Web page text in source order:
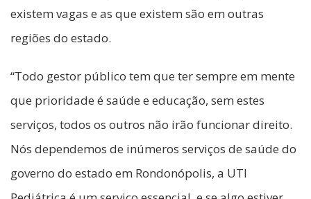
existem vagas e as que existem são em outras
regiões do estado.
“Todo gestor público tem que ter sempre em mente
que prioridade é saúde e educação, sem estes
serviços, todos os outros não irão funcionar direito.
Nós dependemos de inúmeros serviços de saúde do
governo do estado em Rondonópolis, a UTI